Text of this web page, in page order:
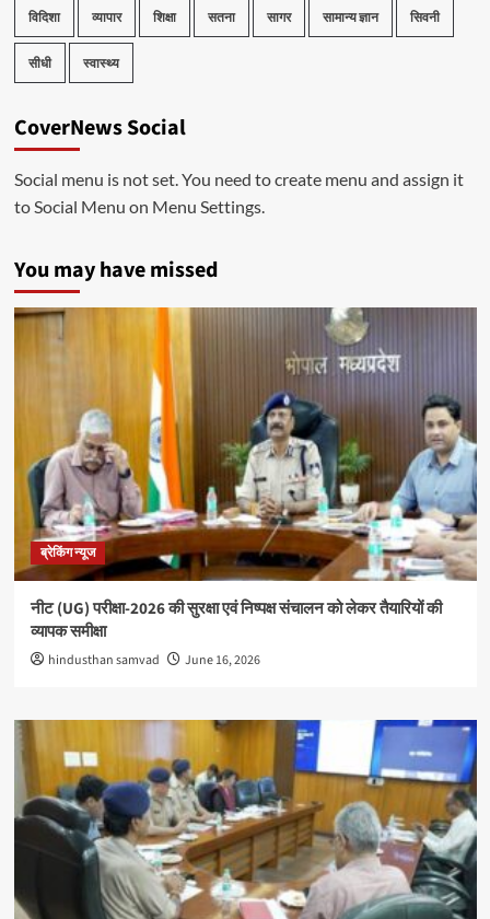
विदिशा व्यापार शिक्षा सतना सागर सामान्य ज्ञान सिवनी
सीधी स्वास्थ्य
CoverNews Social
Social menu is not set. You need to create menu and assign it
to Social Menu on Menu Settings.
You may have missed
ब्रेकिंग न्यूज
नीट (UG) परीक्षा-2026 की सुरक्षा एवं निष्पक्ष संचालन को लेकर तैयारियों की
व्यापक समीक्षा
hindusthan samvad June 16, 2026